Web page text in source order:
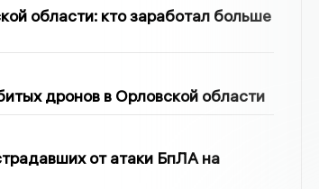
области: кто заработал больше
дронов в Орловской области
от атаки БпЛА на